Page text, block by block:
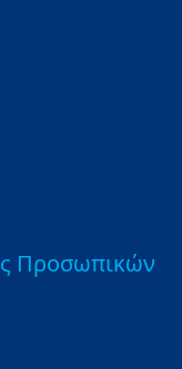
Προσωπικών